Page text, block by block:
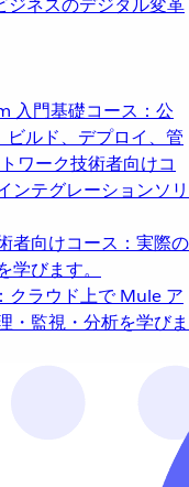
ネスのデジタル変革
入門基礎コース：公
ルド、デプロイ、管
ワーク技術者向けコ
ンテグレーションソリ
者向けコース：実際の
びます。
クラウド上で Mule ア
・監視・分析を学びま